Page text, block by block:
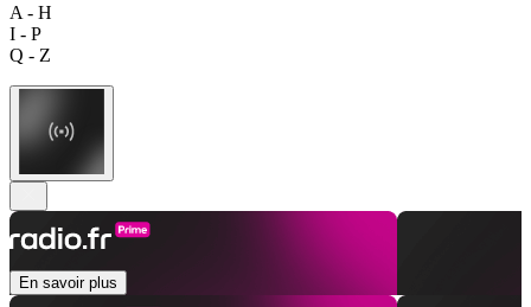
A - H
I - P
Q - Z
En savoir plus